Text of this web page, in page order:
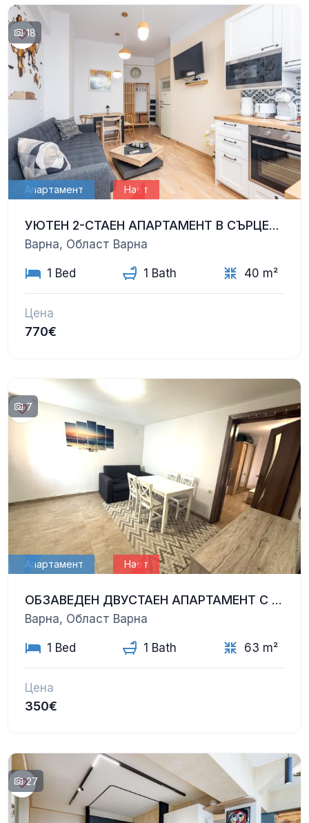
18
Апартамент Нает
УЮТЕН 2-СТАЕН АПАРТАМЕНТ В СЪРЦЕТО НА ВАРНА – НАПЪЛНО РЕНОВИРАН, С ЧИСТО НОВО ОБЗАВЕЖДАНЕ
Варна, Област Варна
1 Bed 1 Bath 40 m²
Цена
770€
7
Апартамент Нает
ОБЗАВЕДЕН ДВУСТАЕН АПАРТАМЕНТ С ПАРКОМЯСТО В ЦВЕТЕН КВАРТАЛ
Варна, Област Варна
1 Bed 1 Bath 63 m²
Цена
350€
27